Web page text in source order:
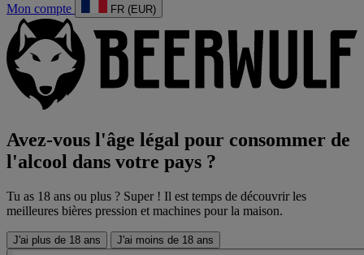
Mon compte FR (EUR)
Avez-vous l'âge légal pour consommer de
l'alcool dans votre pays ?
Tu as 18 ans ou plus ? Super ! Il est temps de découvrir les
meilleures bières pression et machines pour la maison.
J'ai plus de 18 ans J'ai moins de 18 ans